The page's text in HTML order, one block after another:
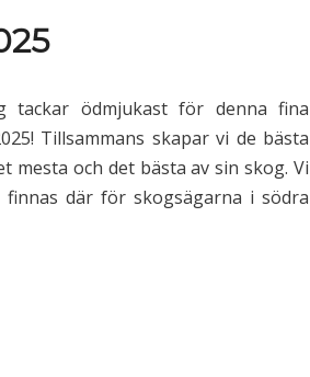
tackar ödmjukast för denna fina
Tillsammans skapar vi de bästa
och det bästa av sin skog. Vi
där för skogsägarna i södra